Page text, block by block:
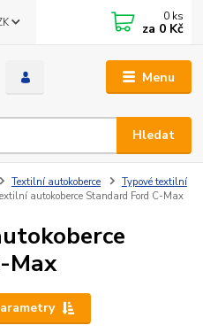
Menu
Hledat
0 ks
za 0 Kč
Textilní autokoberce
Typové textilní
autokoberce Standard Ford C-Max
Max